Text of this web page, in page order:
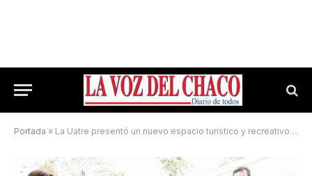
Portada » La Uatre presentó un nuevo espacio turístico y recreativo de seis hectáreas